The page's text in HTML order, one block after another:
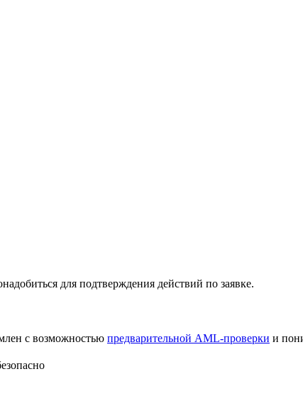
для подтверждения действий по заявке.
с возможностью предварительной AML-проверки и